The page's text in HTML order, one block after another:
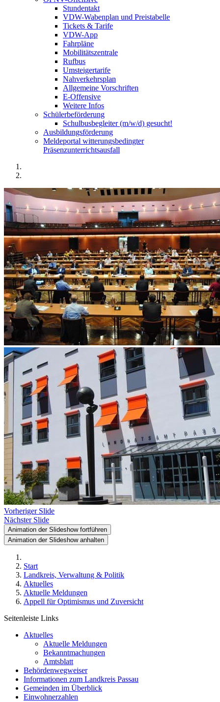
Stundentakt
VDW-Wabenplan und Preistabelle
Tickets & Tarife
VDW-App
Fahrpläne
Mobilitätszentrale
Rufbus
Umsteigertarife
Nahverkehrsplan
Allgemeine Vorschriften
E-Offensive
Weitere Infos
Schülerbeförderung
Schulbusbegleiter (m/w/d) gesucht!
Ausbildungsförderung
Meldeportal witterungsbedingter
Präsenzunterrichtsausfall
Vorheriger Slide
Nächster Slide
Animation der Slideshow fortführen
Animation der Slideshow anhalten
Start
Landkreis, Verwaltung & Politik
Aktuelles
Aktuelle Meldungen
Appell für Optimismus und Zuversicht
Seitenleiste Links
Aktuelles
Aktuelle Meldungen
Bekanntmachungen
Amtsblatt
Behördenwegweiser
Informationen zum Landkreis Passau
Gemeinden im Überblick
Einwohnerzahlen